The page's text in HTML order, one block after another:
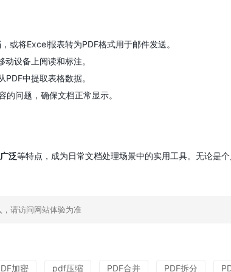
或将Excel报表转为PDF格式用于邮件发送。
动设备上阅读和标注。
PDF中提取表格数据。
的问题，确保文档正常显示。
泛等特点，成为日常文档处理场景中的实用工具。无论是
请访问网站体验为准
加密 pdf压缩 PDF合并 PDF拆分